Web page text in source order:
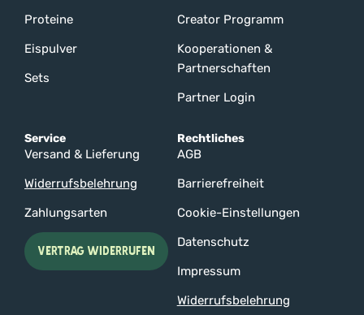
Proteine
Eispulver
Sets
Creator Programm
Kooperationen &
Partnerschaften
Partner Login
Service
Versand & Lieferung
Widerrufsbelehrung
Zahlungsarten
VERTRAG WIDERRUFEN
Rechtliches
AGB
Barrierefreiheit
Cookie-Einstellungen
Datenschutz
Impressum
Widerrufsbelehrung